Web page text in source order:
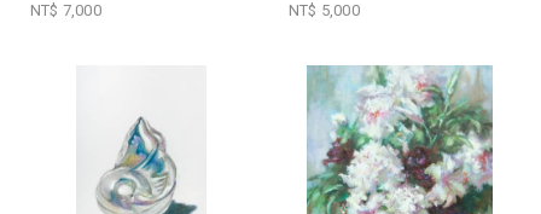
NT$ 7,000 NT$ 5,000